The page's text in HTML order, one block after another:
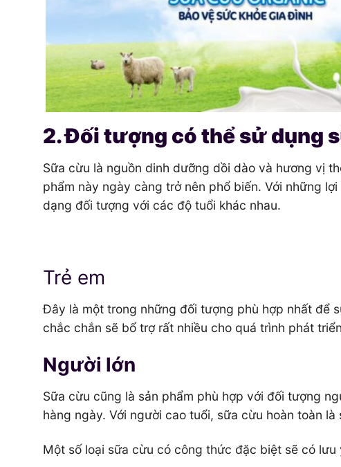
2. Đối tượng có thể sử dụng
Sữa cừu là nguồn dinh dưỡng dồi dào và hương vị
phẩm này ngày càng trở nên phổ biến. Với những
dạng đối tượng với các độ tuổi khác nhau.
Trẻ em
Đây là một trong những đối tượng phù hợp nhất để
chắc chắn sẽ bổ trợ rất nhiều cho quá trình phát
Người lớn
Sữa cừu cũng là sản phẩm phù hợp với đối tượng
hàng ngày. Với người cao tuổi, sữa cừu hoàn toàn
Một số loại sữa cừu có công thức đặc biệt sẽ có